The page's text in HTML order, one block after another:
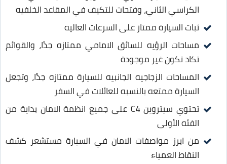
الكراسي الثاني، وفتحات للتكيف في المقاعد الخلفيه
ثبات السيارة ممتاز على السرعات العاليه
مساحات الرؤيه للسائق الامامي ممتازه جدًا، والقوائم
تكاد تكون غير موجودة
المساحات الزجاجيه الجانبيه للسيارة ممتازه جدًا، وتجعل
السيارة ممتعه بالنسبه للعائلات في السفر
تحتوي سيتروين C4 على جميع انظمة الامان بداية من
الفئه الأولى
من ابرز مواصفات الامان في السيارة مستشعر كشف
النقاط العمياء